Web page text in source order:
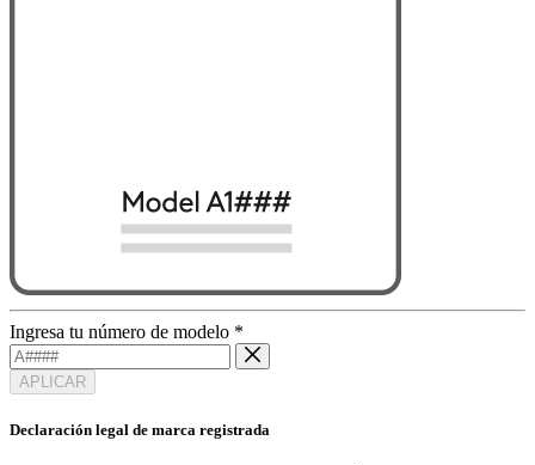
Ingresa tu número de modelo *
APLICAR
Declaración legal de marca registrada